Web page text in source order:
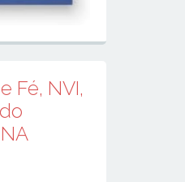
Fé, NVI,